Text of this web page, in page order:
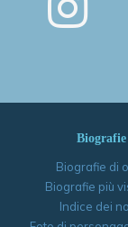
Biografie
Biografie di
Biografie più
Indice dei